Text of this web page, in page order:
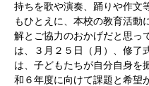
持ちを歌や演奏、踊りや作文
もひとえに、本校の教育活動
解とご協力のおかげだと思っ
は、３月２５日（月）、修了
は、子どもたちが自分自身を
和６年度に向けて課題と希望